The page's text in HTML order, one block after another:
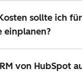
sollte ich
einplanen?
von HubSpot